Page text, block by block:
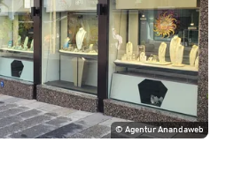
©Agentur Anandaweb